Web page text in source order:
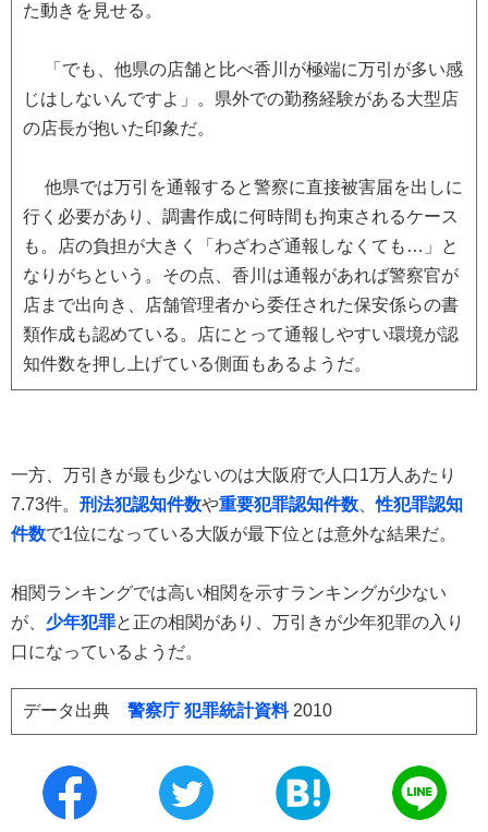
た動きを見せる。
「でも、他県の店舗と比べ香川が極端に万引が多い感
じはしないんですよ」。県外での勤務経験がある大型店
の店長が抱いた印象だ。
他県では万引を通報すると警察に直接被害届を出しに
行く必要があり、調書作成に何時間も拘束されるケース
も。店の負担が大きく「わざわざ通報しなくても…」と
なりがちという。その点、香川は通報があれば警察官が
店まで出向き、店舗管理者から委任された保安係らの書
類作成も認めている。店にとって通報しやすい環境が認
知件数を押し上げている側面もあるようだ。
一方、万引きが最も少ないのは大阪府で人口1万人あたり
7.73件。 刑法犯認知件数や重要犯罪認知件数 、性犯罪認知
件数で1位になっている大阪が最下位とは意外な結果だ。
相関ランキングでは高い相関を示すランキングが少ない
が、 少年犯罪と正の相関があり、万引きが少年犯罪の入り
口になっているようだ。
データ出典 警察庁 犯罪統計資料2010